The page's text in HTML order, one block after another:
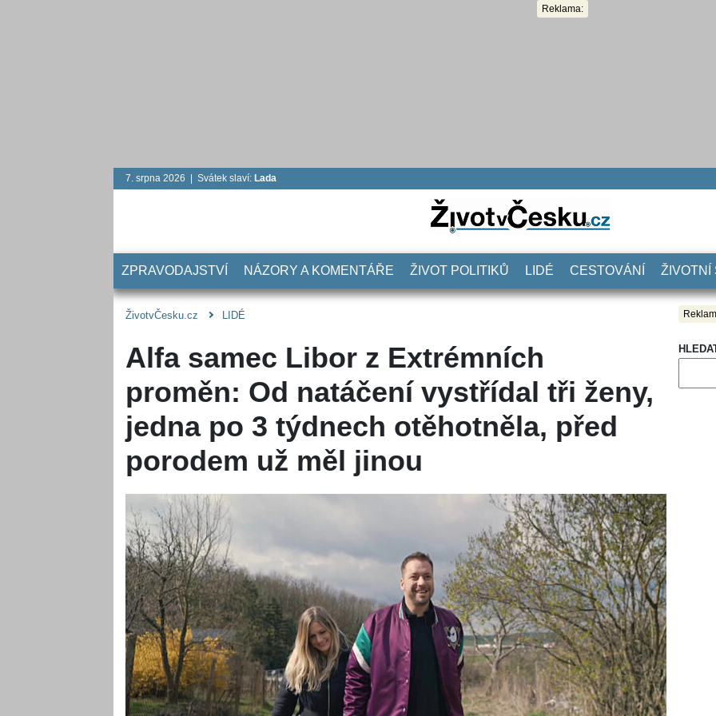
Reklama:
7. srpna 2026 | Svátek slaví: Lada
ZPRAVODAJSTVÍ NÁZORY A KOMENTÁŘE ŽIVOT POLITIKŮ LIDÉ CESTOVÁNÍ ŽIVOTNÍ
ŽivotvČesku.cz LIDÉ
Alfa samec Libor z Extrémních
proměn: Od natáčení vystřídal tři ženy,
jedna po 3 týdnech otěhotněla, před
porodem už měl jinou